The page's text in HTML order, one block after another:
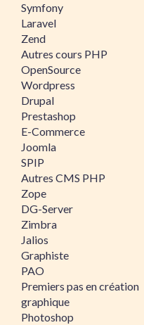
Symfony
Laravel
Zend
Autres cours PHP
OpenSource
Wordpress
Drupal
Prestashop
E-Commerce
Joomla
SPIP
Autres CMS PHP
Zope
DG-Server
Zimbra
Jalios
Graphiste
PAO
Premiers pas en création
graphique
Photoshop